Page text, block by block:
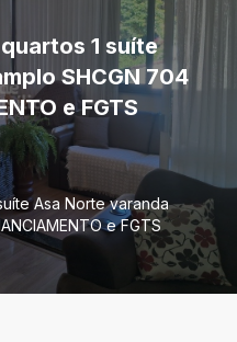
1 suíte
SHCGN 704
e FGTS
Asa Norte varanda
e FGTS